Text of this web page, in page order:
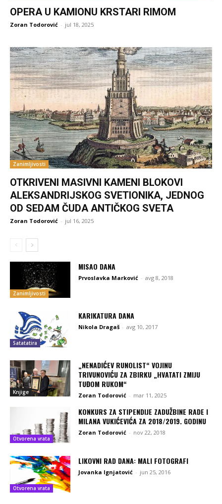
OPERA U KAMIONU KRSTARI RIMOM
Zoran Todorović - jul 18, 2025
Zanimljivosti
OTKRIVENI MASIVNI KAMENI BLOKOVI
ALEKSANDRIJSKOG SVETIONIKA, JEDNOG
OD SEDAM ČUDA ANTIČKOG SVETA
Zoran Todorović - jul 16, 2025
Zanimljivosti
MISAO DANA
Prvoslavka Marković - avg 8, 2018
Satatatira
KARIKATURA DANA
Nikola Dragaš - avg 10, 2017
Knjige
„NENADIĆEV RUNOLIST“ VOJINU
TRIVUNOVIĆU ZA ZBIRKU „HVATATI ZMIJU
TUĐOM RUKOM“
Zoran Todorović - mar 11, 2025
Otvorena vrata
KONKURS ZA STIPENDIJE ZADUŽBINE RADE I
MILANA VUKIĆEVIĆA ZA 2018/2019. GODINU
Zoran Todorović - nov 22, 2018
Otvorena vrata
LIKOVNI RAD DANA: MALI FOTOGRAFI
Jovanka Ignjatović - jun 25, 2016